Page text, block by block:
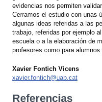
evidencias nos permiten
Cerramos el estudio con unas
algunas ideas referidas a las
trabajo, referidas por ejemplo
escuela o a la elaboración de
profesores como para alumnos.
Xavier Fontich Vicens
xavier.fontich@uab.cat
Referencias